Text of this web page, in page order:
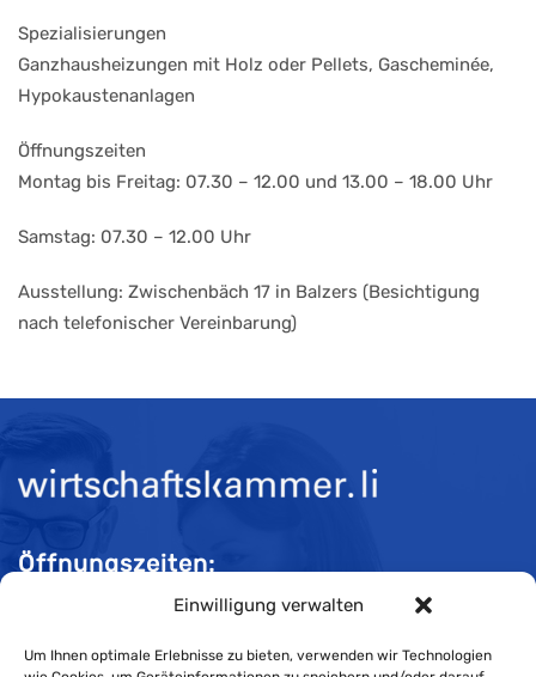
Einwilligung verwalten
Um Ihnen optimale Erlebnisse zu bieten, verwenden wir Technologien
Spezialisierungen
Ganzhausheizungen mit Holz oder Pellets, Gascheminée,
Hypokaustenanlagen
Öffnungszeiten
Montag bis Freitag: 07.30 – 12.00 und 13.00 – 18.00 Uhr
Samstag: 07.30 – 12.00 Uhr
Ausstellung: Zwischenbäch 17 in Balzers (Besichtigung
nach telefonischer Vereinbarung)
Öffnungszeiten:
Mo-Do 08:00 bis 11:30 und 13:30 bis 16:30 Uhr
Fr 08:00 bis 11:30 und 13:30 bis 16:00 Uhr